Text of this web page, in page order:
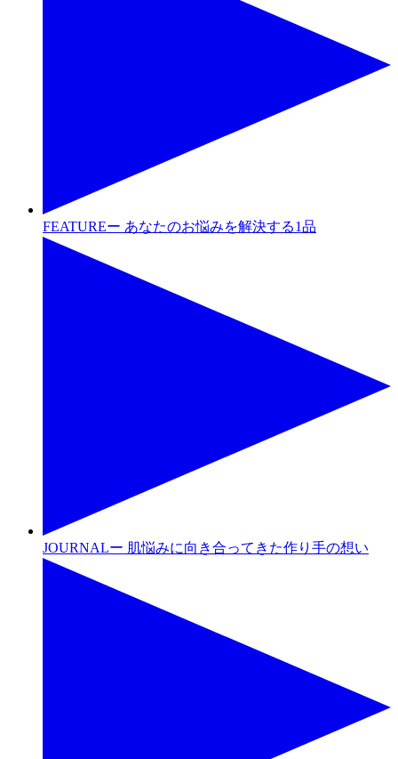
FEATUREー あなたのお悩みを解決する1品
JOURNALー 肌悩みに向き合ってきた作り手の想い